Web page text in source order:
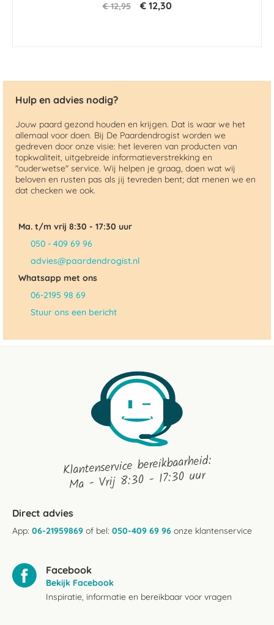
€ 12,95 € 12,30
Hulp en advies nodig?
Jouw paard gezond houden en krijgen. Dat is waar we het
allemaal voor doen. Bij De Paardendrogist worden we
gedreven door onze visie: het leveren van producten van
topkwaliteit, uitgebreide informatieverstrekking en
"ouderwetse" service. Wij helpen je graag, doen wat wij
beloven en rusten pas als jij tevreden bent; dat menen we en
dat checken we ook.
Ma. t/m vrij 8:30 - 17:30 uur
050 - 409 69 96
advies@paardendrogist.nl
Whatsapp met ons
06-2195 98 69
Stuur ons een bericht
Klantenservice bereikbaarheid:
Ma - Vrij 8:30 - 17:30 uur
Direct advies
App: 06-21959869 of bel: 050-409 69 96 onze klantenservice
Facebook
Bekijk Facebook
Inspiratie, informatie en bereikbaar voor vragen